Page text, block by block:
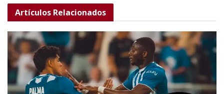
Artículos Relacionados